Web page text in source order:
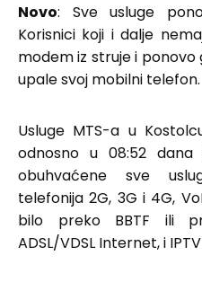
Novo: Sve usluge
Korisnici koji i dalje
modem iz struje i ponovo
upale svoj mobilni telefon.
Usluge MTS-a u
odnosno u 08:52 dana
obuhvaćene sve
telefonija 2G, 3G i 4G,
bilo preko BBTF ili
ADSL/VDSL Internet, i